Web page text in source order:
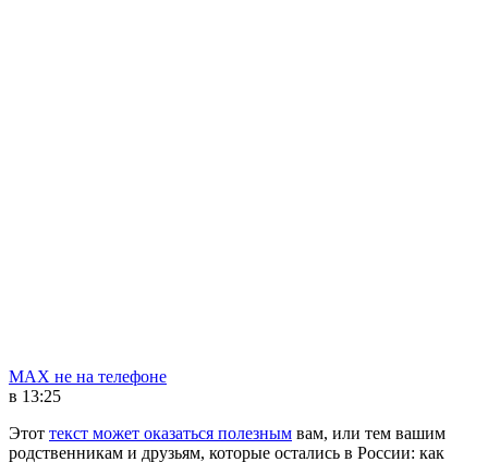
MAX не на телефоне
в 13:25
Этот текст может оказаться полезным вам, или тем вашим
родственникам и друзьям, которые остались в России: как